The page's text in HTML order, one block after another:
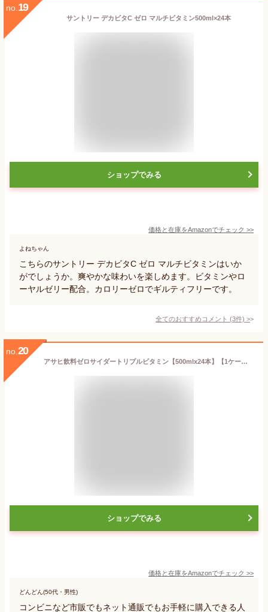
no. 19
サントリー デカビタC ゼロ マルチビタミン500ml×24本
ショップでみる
価格と在庫をAmazonでチェック >>
よねちゃん
こちらのサントリー デカビタC ゼロ マルチビタミンはいか
がでしょうか。爽やかな味わいを楽しめます。ビタミンやロ
ーヤルゼリー配合。カロリーゼロでギルティフリーです。
全てのおすすめコメント (3件) >
no. 20
アサヒ飲料ゼロサイダートリプルビタミン【500mlx24本】【1ケース】
ショップでみる
価格と在庫をAmazonでチェック >>
どんどん(50代・男性)
コンビニなど市販でもネット通販でもお手軽に購入できる人